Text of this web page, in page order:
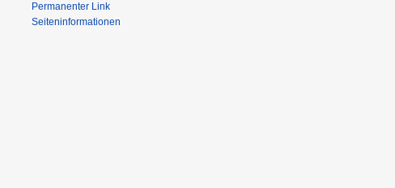
Permanenter Link
Seiteninformationen